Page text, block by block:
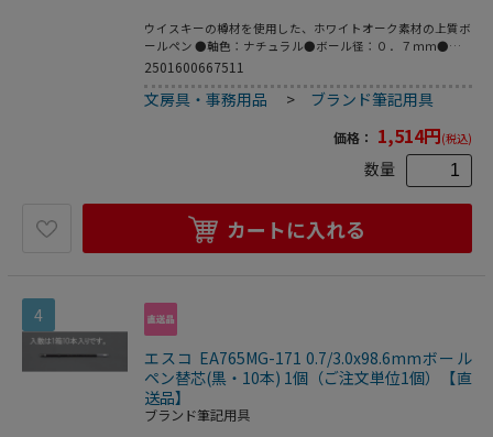
ウイスキーの樽材を使用した、ホワイトオーク素材の上質ボ
ールペン ●軸色：ナチュラル●ボール径：０．７ｍｍ●イ
ンク色：黒●機構：ノック式●軸材質：木（ウイスキー熟成
後の樽を再加工）、クリップ／鋼材●サイズ：軸径φ１２．
６×厚さ１６．０×全長１３７．２ｍｍ●重量：２８．０ｇ
2501600667511
文房具・事務用品 > ブランド筆記用具
価格： 1,514円(税込)
数量
カートに入れる
4
エスコ EA765MG-171 0.7/3.0x98.6mmボール
ペン替芯(黒・10本) 1個（ご注文単位1個）【直
送品】
ブランド筆記用具